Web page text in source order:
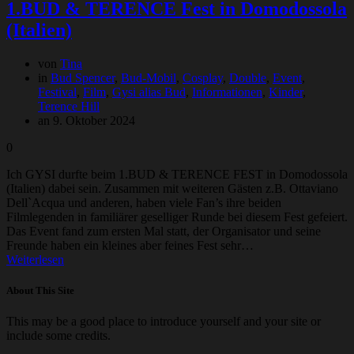
1.BUD & TERENCE Fest in Domodossola
(Italien)
von Tina
in Bud Spencer, Bud-Mobil, Cosplay, Double, Event,
Festival, Film, Gysi alias Bud, Informationen, Kinder,
Terence Hill
an 9. Oktober 2024
0
Ich GYSI durfte beim 1.BUD & TERENCE FEST in Domodossola
(Italien) dabei sein. Zusammen mit weiteren Gästen z.B. Ottaviano
Dell`Acqua und anderen, haben viele Fan’s ihre beiden
Filmlegenden in familiärer geselliger Runde bei diesem Fest gefeiert.
Das Event fand zum ersten Mal statt, der Organisator und seine
Freunde haben ein kleines aber feines Fest sehr…
Weiterlesen
About This Site
This may be a good place to introduce yourself and your site or
include some credits.